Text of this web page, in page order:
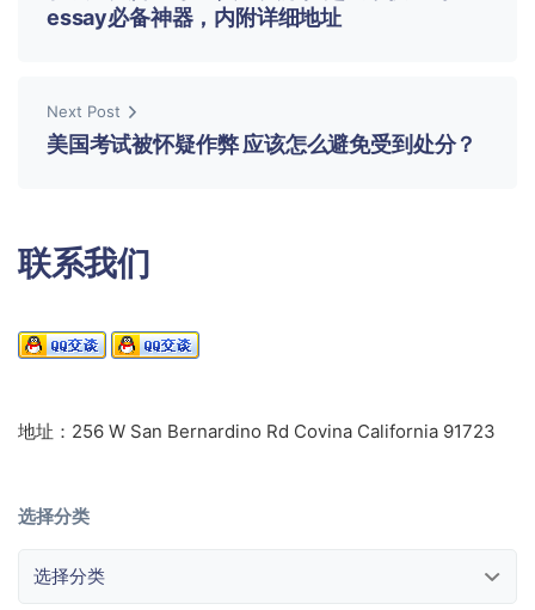
essay必备神器，内附详细地址
Next Post
美国考试被怀疑作弊 应该怎么避免受到处分？
联系我们
地址：256 W San Bernardino Rd Covina California 91723
选择分类